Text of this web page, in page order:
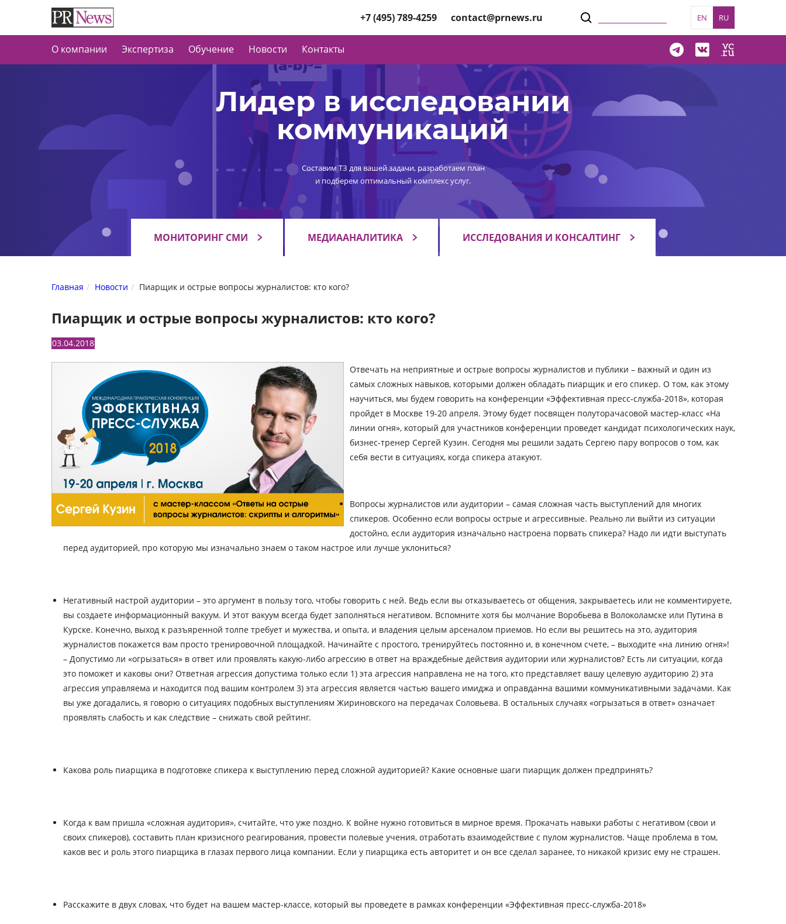
+7 (495) 789-4259 contact@prnews.ru EN RU
О компании Экспертиза Обучение Новости Контакты
Лидер в исследовании
коммуникаций
Составим ТЗ для вашей задачи, разработаем план
и подберем оптимальный комплекс услуг.
МОНИТОРИНГ СМИ МЕДИААНАЛИТИКА ИССЛЕДОВАНИЯ И КОНСАЛТИНГ
Главная Новости Пиарщик и острые вопросы журналистов: кто кого?
Пиарщик и острые вопросы журналистов: кто кого?
03.04.2018
Отвечать на неприятные и острые вопросы журналистов и публики – важный и один из
самых сложных навыков, которыми должен обладать пиарщик и его спикер. О том, как этому
научиться, мы будем говорить на конференции «Эффективная пресс-служба-2018», которая
пройдет в Москве 19-20 апреля. Этому будет посвящен полуторачасовой мастер-класс «На
линии огня», который для участников конференции проведет кандидат психологических наук,
бизнес-тренер Сергей Кузин. Сегодня мы решили задать Сергею пару вопросов о том, как
себя вести в ситуациях, когда спикера атакуют.
Вопросы журналистов или аудитории – самая сложная часть выступлений для многих
спикеров. Особенно если вопросы острые и агрессивные. Реально ли выйти из ситуации
достойно, если аудитория изначально настроена порвать спикера? Надо ли идти выступать
перед аудиторией, про которую мы изначально знаем о таком настрое или лучше уклониться?
Негативный настрой аудитории – это аргумент в пользу того, чтобы говорить с ней. Ведь если вы отказываетесь от общения, закрываетесь или не комментируете,
вы создаете информационный вакуум. И этот вакуум всегда будет заполняться негативом. Вспомните хотя бы молчание Воробьева в Волоколамске или Путина в
Курске. Конечно, выход к разъяренной толпе требует и мужества, и опыта, и владения целым арсеналом приемов. Но если вы решитесь на это, аудитория
журналистов покажется вам просто тренировочной площадкой. Начинайте с простого, тренируйтесь постоянно и, в конечном счете, – выходите «на линию огня»!
– Допустимо ли «огрызаться» в ответ или проявлять какую-либо агрессию в ответ на враждебные действия аудитории или журналистов? Есть ли ситуации, когда
это поможет и каковы они? Ответная агрессия допустима только если 1) эта агрессия направлена не на того, кто представляет вашу целевую аудиторию 2) эта
агрессия управляема и находится под вашим контролем 3) эта агрессия является частью вашего имиджа и оправданна вашими коммуникативными задачами. Как
вы уже догадались, я говорю о ситуациях подобных выступлениям Жириновского на передачах Соловьева. В остальных случаях «огрызаться в ответ» означает
проявлять слабость и как следствие – снижать свой рейтинг.
Какова роль пиарщика в подготовке спикера к выступлению перед сложной аудиторией? Какие основные шаги пиарщик должен предпринять?
Когда к вам пришла «сложная аудитория», считайте, что уже поздно. К войне нужно готовиться в мирное время. Прокачать навыки работы с негативом (свои и
своих спикеров), составить план кризисного реагирования, провести полевые учения, отработать взаимодействие с пулом журналистов. Чаще проблема в том,
каков вес и роль этого пиарщика в глазах первого лица компании. Если у пиарщика есть авторитет и он все сделал заранее, то никакой кризис ему не страшен.
Расскажите в двух словах, что будет на вашем мастер-классе, который вы проведете в рамках конференции «Эффективная пресс-служба-2018»